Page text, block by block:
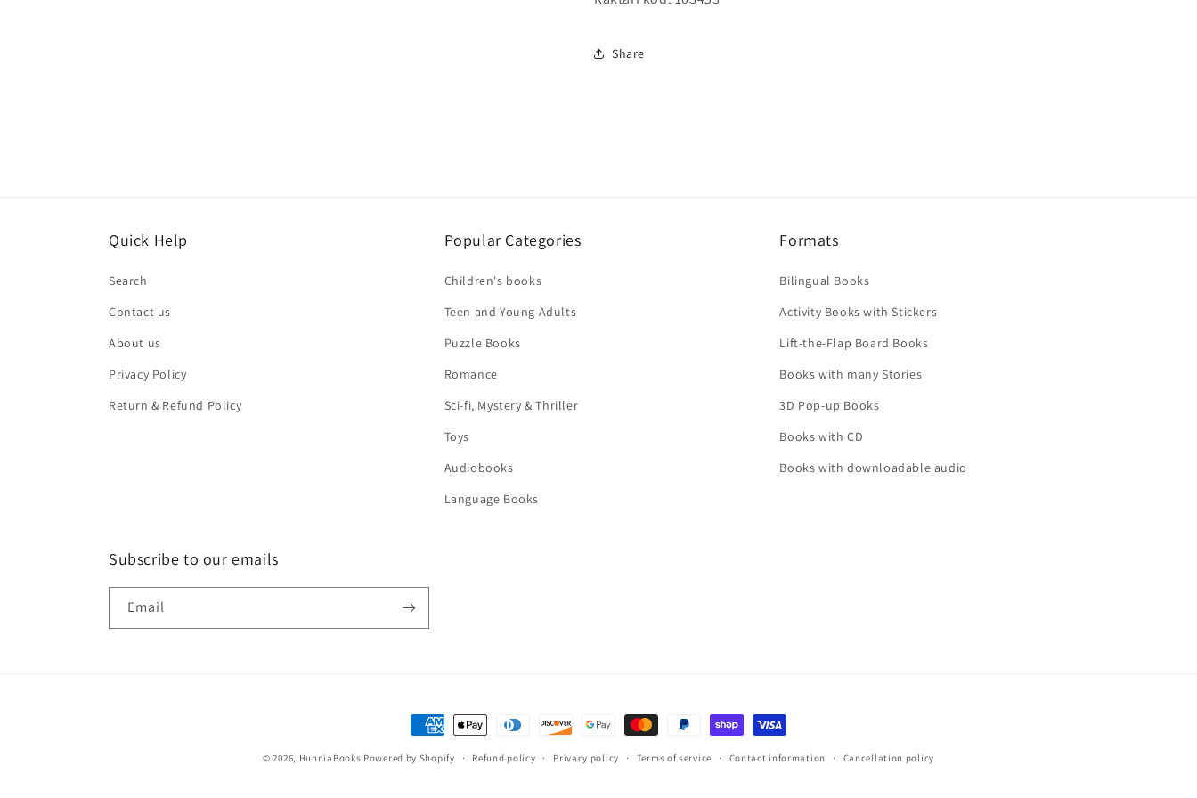
Share
Quick Help
Search
Contact us
About us
Privacy Policy
Return & Refund Policy
Popular Categories
Children's books
Teen and Young Adults
Puzzle Books
Romance
Sci-fi, Mystery & Thriller
Toys
Audiobooks
Language Books
Formats
Bilingual Books
Activity Books with Stickers
Lift-the-Flap Board Books
Books with many Stories
3D Pop-up Books
Books with CD
Books with downloadable audio
Subscribe to our emails
Email
Payment
methods
© 2026, HunniaBooks Powered by Shopify Refund policy Privacy policy Terms of service Contact information Cancellation policy